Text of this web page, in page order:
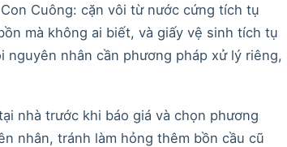
Cuông: cặn vôi từ nước cứng tích tụ
mà không ai biết, và giấy vệ sinh tích tụ
nhân cần phương pháp xử lý riêng,
nhà trước khi báo giá và chọn phương
nhân, tránh làm hỏng thêm bồn cầu cũ